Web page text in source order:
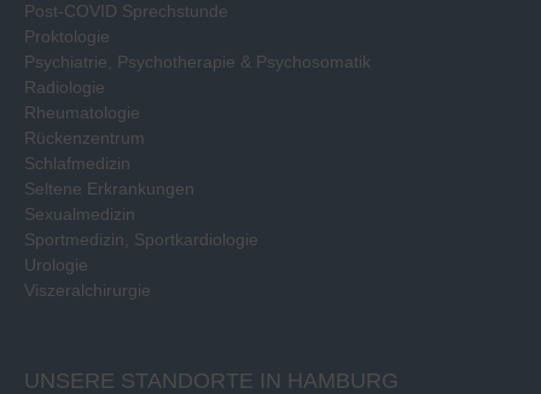
Post-COVID Sprechstunde
Proktologie
Psychiatrie, Psychotherapie & Psychosomatik
Radiologie
Rheumatologie
Rückenzentrum
Schlafmedizin
Seltene Erkrankungen
Sexualmedizin
Sportmedizin, Sportkardiologie
Urologie
Viszeralchirurgie
UNSERE STANDORTE IN HAMBURG